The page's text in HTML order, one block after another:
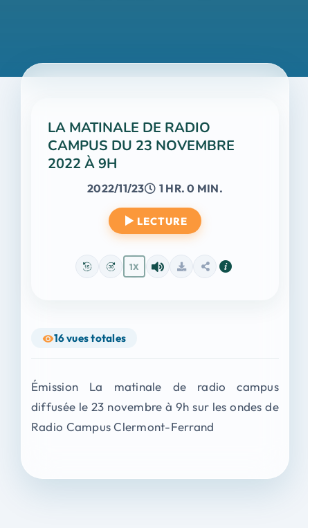
LA MATINALE DE RADIO
CAMPUS DU 23 NOVEMBRE
2022 À 9H
2022/11/23 1 HR. 0 MIN.
LECTURE
1X
16vues totales
Émission La matinale de radio campus
diffusée le 23 novembre à 9h sur les ondes de
Radio Campus Clermont-Ferrand